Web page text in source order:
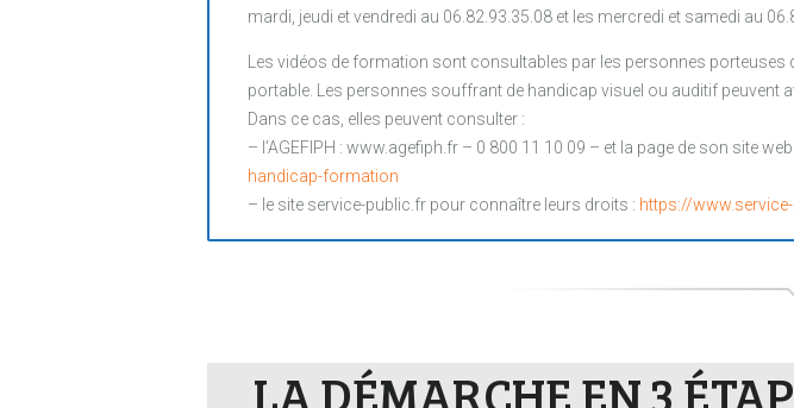
mardi, jeudi et vendredi au 06.82.93.35.08 et les mercredi et samedi au
Les vidéos de formation sont consultables par les personnes porteuses
portable. Les personnes souffrant de handicap visuel ou auditif peuvent
Dans ce cas, elles peuvent consulter :
– l’AGEFIPH : www.agefiph.fr – 0 800 11 10 09 – et la page de son site
handicap-formation
– le site service-public.fr pour connaître leurs droits : https://
LA DÉMARCHE EN 3